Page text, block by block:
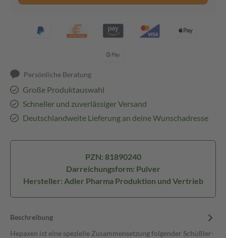
Persönliche Beratung
Große Produktauswahl
Schneller und zuverlässiger Versand
Deutschlandweite Lieferung an deine Wunschadresse
PZN: 81890240
Darreichungsform: Pulver
Hersteller: Adler Pharma Produktion und Vertrieb
Beschreibung
Hepaxen ist eine spezielle Zusammensetzung folgender Schüßler-